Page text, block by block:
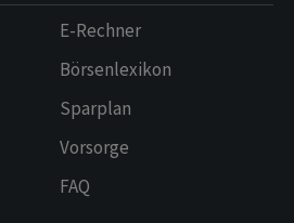
E-Rechner
Börsenlexikon
Sparplan
Vorsorge
FAQ